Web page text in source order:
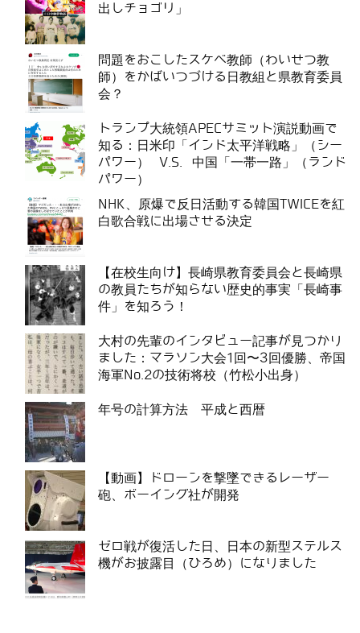
出しチョゴリ」
問題をおこしたスケベ教師（わいせつ教
師）をかばいつづける日教組と県教育委員
会？
トランプ大統領APECサミット演説動画で
知る：日米印「インド太平洋戦略」（シー
パワー） V.S. 中国「一帯一路」（ランド
パワー）
NHK、原爆で反日活動する韓国TWICEを紅
白歌合戦に出場させる決定
【在校生向け】長崎県教育委員会と長崎県
の教員たちが知らない歴史的事実「長崎事
件」を知ろう！
大村の先輩のインタビュー記事が見つかり
ました：マラソン大会1回〜3回優勝、帝国
海軍No.2の技術将校（竹松小出身）
年号の計算方法 平成と西暦
【動画】ドローンを撃墜できるレーザー
砲、ボーイング社が開発
ゼロ戦が復活した日、日本の新型ステルス
機がお披露目（ひろめ）になりました